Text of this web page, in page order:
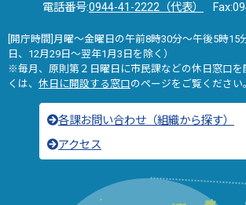
電話番号:0944-41-2222（代表）
[開庁時間]月曜～金曜日の午前8時30分～午後5時15
日、12月29日～翌年1月3日を除く）
※毎月、原則第２日曜日に市民課などの休日窓口を
くは、 休日に開設する窓口のページをご覧ください
各課お問い合わせ（組織から探す）
アクセス